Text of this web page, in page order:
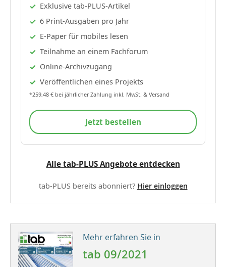
Exklusive tab-PLUS-Artikel
6 Print-Ausgaben pro Jahr
E-Paper für mobiles lesen
Teilnahme an einem Fachforum
Online-Archivzugang
Veröffentlichen eines Projekts
*259,48 € bei jährlicher Zahlung inkl. MwSt. & Versand
Jetzt bestellen
Alle tab-PLUS Angebote entdecken
tab-PLUS bereits abonniert? Hier einloggen
Mehr erfahren Sie in
tab 09/2021